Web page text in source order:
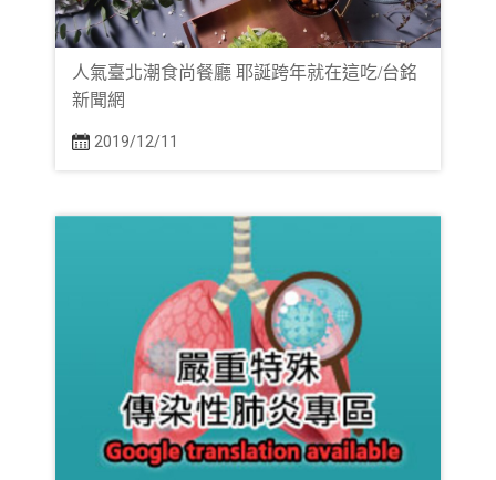
人氣臺北潮食尚餐廳 耶誕跨年就在這吃/台銘
新聞網
2019/12/11